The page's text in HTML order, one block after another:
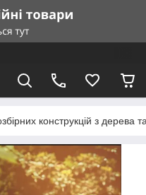
конструкцій з дерева